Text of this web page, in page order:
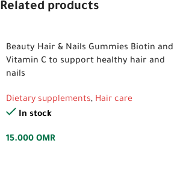
Related products
Beauty Hair & Nails Gummies Biotin and
Vitamin C to support healthy hair and
nails
Dietary supplements, Hair care
In stock
15.000 OMR